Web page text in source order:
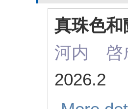
真珠色和
河内 啓
2026.2